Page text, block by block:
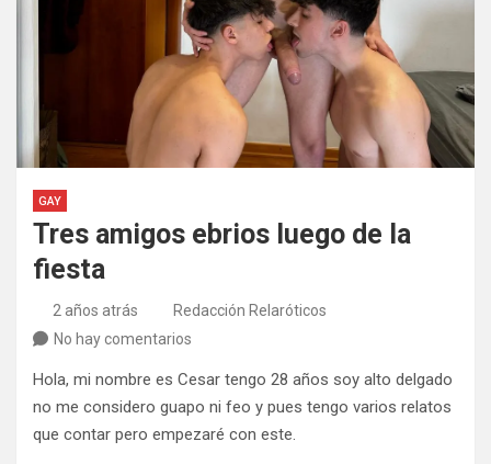
GAY
Tres amigos ebrios luego de la
fiesta
2 años atrás
Redacción Relaróticos
No hay comentarios
Hola, mi nombre es Cesar tengo 28 años soy alto delgado
no me considero guapo ni feo y pues tengo varios relatos
que contar pero empezaré con este.